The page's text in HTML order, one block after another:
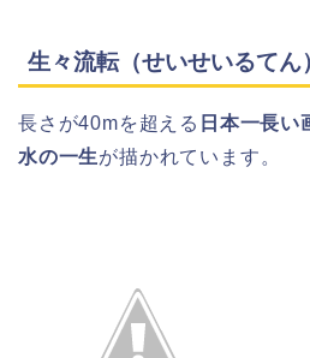
生々流転（せいせいるてん
長さが40mを超える 日本一長い
水の一生が描かれています。